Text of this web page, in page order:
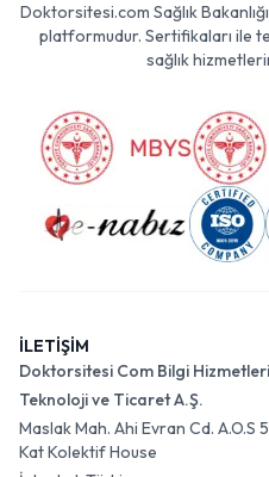
Doktorsitesi.com Sağlık
platformudur. Sertifikaları ile
sağlık
İLETİŞİM
Doktorsitesi Com Bilgi Hizmetleri
Teknoloji ve Ticaret A.Ş.
Maslak Mah. Ahi Evran Cd. A.O.S
Kat Kolektif House